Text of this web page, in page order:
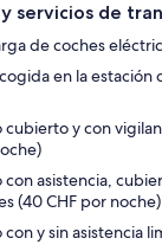
servicios de
de coches
en la estación
y con
asistencia,
(40 CHF por noche)
y sin asistencia